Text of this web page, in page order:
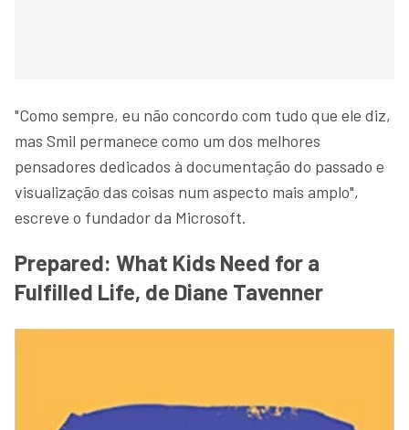
"Como sempre, eu não concordo com tudo que ele diz,
mas Smil permanece como um dos melhores
pensadores dedicados à documentação do passado e
visualização das coisas num aspecto mais amplo",
escreve o fundador da Microsoft.
Prepared: What Kids Need for a
Fulfilled Life, de Diane Tavenner